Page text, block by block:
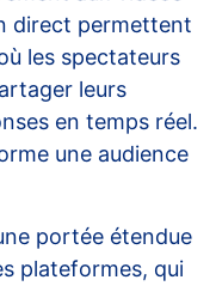
direct permettent
les spectateurs
leurs
en temps réel.
une audience
portée étendue
plateformes, qui